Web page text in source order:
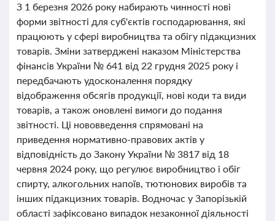
З 1 березня 2026 року набирають чинності нові
форми звітності для суб'єктів господарювання, які
працюють у сфері виробництва та обігу підакцизних
товарів. Зміни затверджені наказом Міністерства
фінансів України № 641 від 22 грудня 2025 року і
передбачають удосконалення порядку
відображення обсягів продукції, нові коди та види
товарів, а також оновлені вимоги до подання
звітності. Ці нововведення спрямовані на
приведення нормативно-правових актів у
відповідність до Закону України № 3817 від 18
червня 2024 року, що регулює виробництво і обіг
спирту, алкогольних напоїв, тютюнових виробів та
інших підакцизних товарів. Водночас у Запорізькій
області зафіксовано випадок незаконної діяльності